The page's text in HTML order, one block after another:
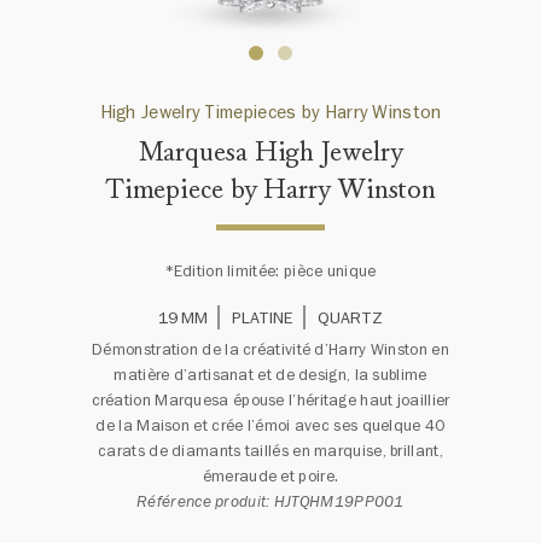
High Jewelry Timepieces by Harry Winston
Marquesa High Jewelry
Timepiece by Harry Winston
*Edition limitée: pièce unique
19 MM PLATINE QUARTZ
Démonstration de la créativité d’Harry Winston en
matière d’artisanat et de design, la sublime
création Marquesa épouse l’héritage haut joaillier
de la Maison et crée l’émoi avec ses quelque 40
carats de diamants taillés en marquise, brillant,
émeraude et poire.
Référence produit: HJTQHM19PP001